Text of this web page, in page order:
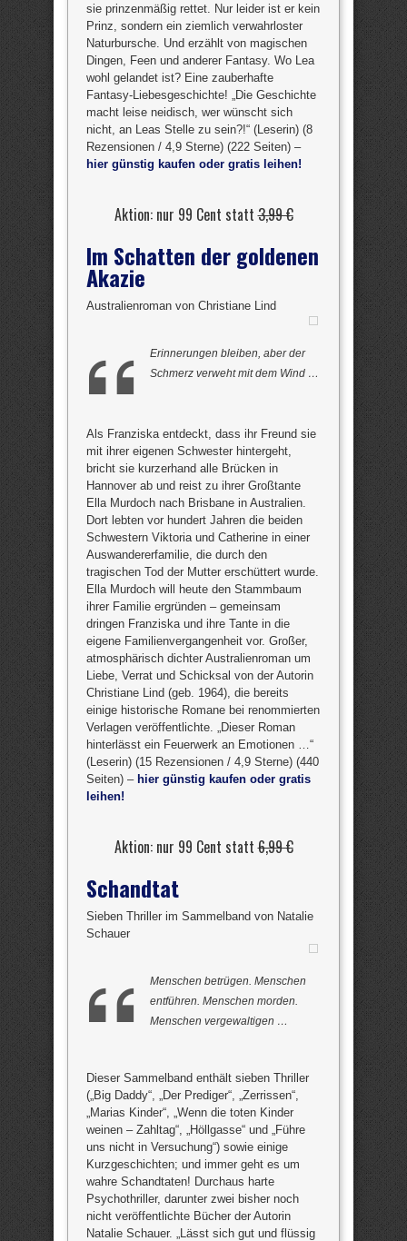
sie prinzenmäßig rettet. Nur leider ist er kein
Prinz, sondern ein ziemlich verwahrloster
Naturbursche. Und erzählt von magischen
Dingen, Feen und anderer Fantasy. Wo Lea
wohl gelandet ist? Eine zauberhafte
Fantasy-Liebesgeschichte! „Die Geschichte
macht leise neidisch, wer wünscht sich
nicht, an Leas Stelle zu sein?!“ (Leserin) (8
Rezensionen / 4,9 Sterne) (222 Seiten) –
hier günstig kaufen oder gratis leihen!
Aktion: nur 99 Cent statt3,99 €
Im Schatten der goldenen
Akazie
Australienroman von Christiane Lind
Erinnerungen bleiben, aber der
Schmerz verweht mit dem Wind …
Als Franziska entdeckt, dass ihr Freund sie
mit ihrer eigenen Schwester hintergeht,
bricht sie kurzerhand alle Brücken in
Hannover ab und reist zu ihrer Großtante
Ella Murdoch nach Brisbane in Australien.
Dort lebten vor hundert Jahren die beiden
Schwestern Viktoria und Catherine in einer
Auswandererfamilie, die durch den
tragischen Tod der Mutter erschüttert wurde.
Ella Murdoch will heute den Stammbaum
ihrer Familie ergründen – gemeinsam
dringen Franziska und ihre Tante in die
eigene Familienvergangenheit vor. Großer,
atmosphärisch dichter Australienroman um
Liebe, Verrat und Schicksal von der Autorin
Christiane Lind (geb. 1964), die bereits
einige historische Romane bei renommierten
Verlagen veröffentlichte. „Dieser Roman
hinterlässt ein Feuerwerk an Emotionen …“
(Leserin) (15 Rezensionen / 4,9 Sterne) (440
Seiten) – hier günstig kaufen oder gratis
leihen!
Aktion: nur 99 Cent statt6,99 €
Schandtat
Sieben Thriller im Sammelband von Natalie
Schauer
Menschen betrügen. Menschen
entführen. Menschen morden.
Menschen vergewaltigen …
Dieser Sammelband enthält sieben Thriller
(„Big Daddy“, „Der Prediger“, „Zerrissen“,
„Marias Kinder“, „Wenn die toten Kinder
weinen – Zahltag“, „Höllgasse“ und „Führe
uns nicht in Versuchung“) sowie einige
Kurzgeschichten; und immer geht es um
wahre Schandtaten! Durchaus harte
Psychothriller, darunter zwei bisher noch
nicht veröffentlichte Bücher der Autorin
Natalie Schauer. „Lässt sich gut und flüssig